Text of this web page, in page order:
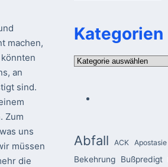
machen,
an
sind.
Zum
uns
müssen
die
Kategorien
Kategorien
Abfall ACK Apostasie
Bekehrung Bußpredigt